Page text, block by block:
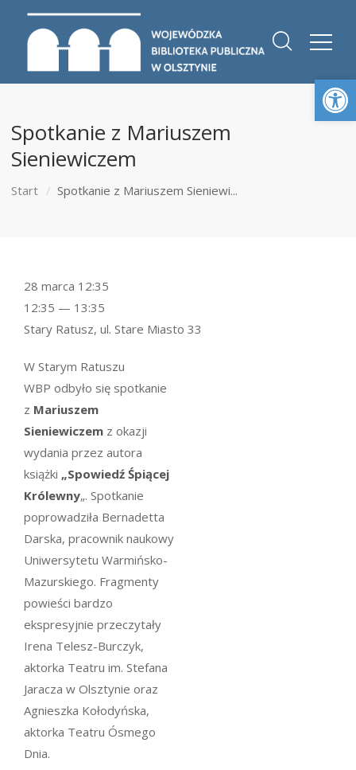
Spotkanie z Mariuszem
Sieniewiczem
Start Spotkanie z Mariuszem Sieniewi...
W Starym Ratuszu
WBP odbyło się spotkanie
z Mariuszem
Sieniewiczem z okazji
wydania przez autora
książki „Spowiedź Śpiącej
Królewny„. Spotkanie
poprowadziła Bernadetta
Darska, pracownik naukowy
Uniwersytetu Warmińsko-
Mazurskiego. Fragmenty
powieści bardzo
ekspresyjnie przeczytały
Irena Telesz-Burczyk,
aktorka Teatru im. Stefana
Jaracza w Olsztynie oraz
Agnieszka Kołodyńska,
aktorka Teatru Ósmego
Dnia.
28 marca 12:35
12:35 — 13:35
Stary Ratusz, ul. Stare Miasto 33